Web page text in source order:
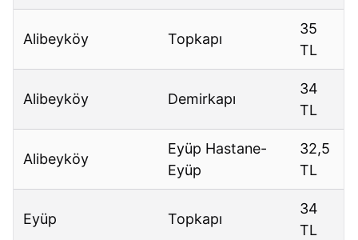
Alibeyköy Topkapı
35
TL
Alibeyköy Demirkapı
34
TL
Alibeyköy
Eyüp Hastane-
Eyüp
32,5
TL
Eyüp Topkapı
34
TL